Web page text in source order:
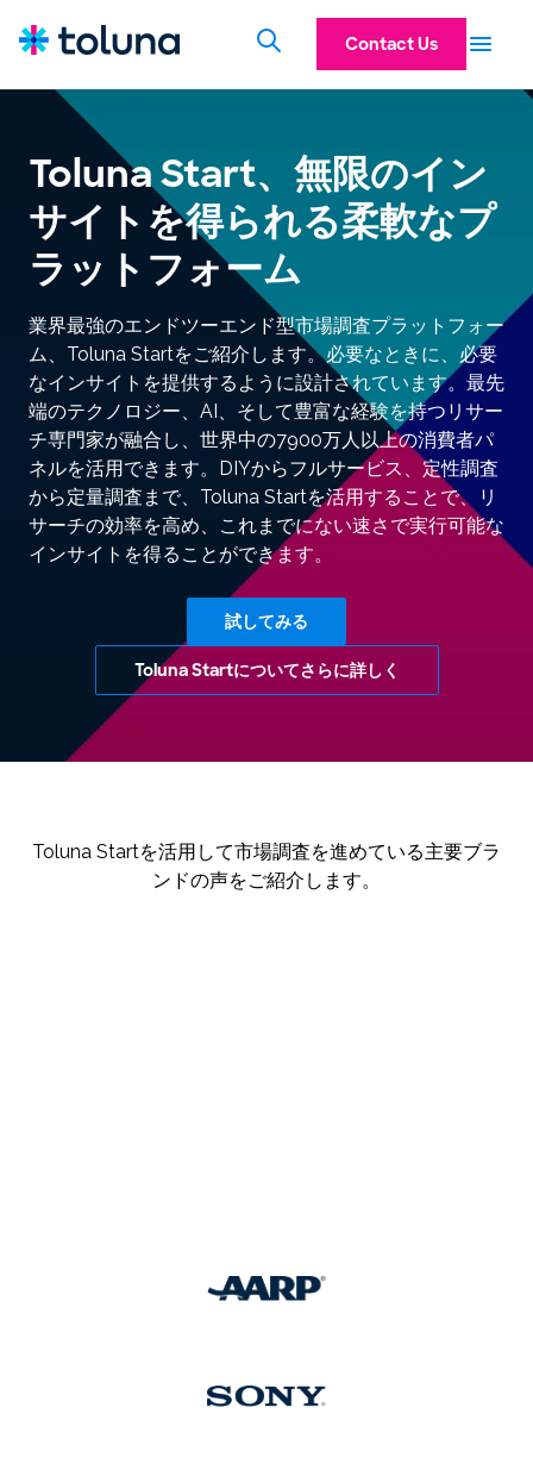
Contact Us
Toluna Start、無限のイン
サイトを得られる柔軟なプ
ラットフォーム
業界最強のエンドツーエンド型市場調査プラットフォー
ム、Toluna Startをご紹介します。必要なときに、必要
なインサイトを提供するように設計されています。最先
端のテクノロジー、AI、そして豊富な経験を持つリサー
チ専門家が融合し、世界中の7900万人以上の消費者パ
ネルを活用できます。DIYからフルサービス、定性調査
から定量調査まで、Toluna Startを活用することで、リ
サーチの効率を高め、これまでにない速さで実行可能な
インサイトを得ることができます。
試してみる
Toluna Startについてさらに詳しく
Toluna Startを活用して市場調査を進めている主要ブラ
ンドの声をご紹介します。